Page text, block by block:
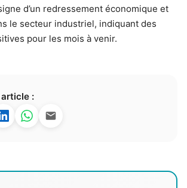
d’un redressement économique et
le secteur industriel, indiquant des
pour les mois à venir.
: